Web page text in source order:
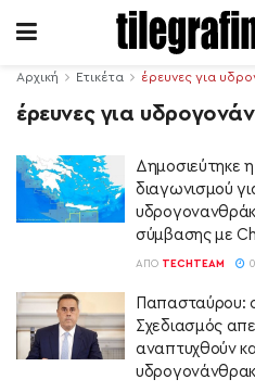
Αρχική Ετικέτα έρευνες για
έρευνες για
Δημοσιεύτηκε
διαγωνισμού
σύμβασης με
ΑΠΌ TECHTEAM
Παπασταύρου:
Σχεδιασμός
αναπτυχθούν